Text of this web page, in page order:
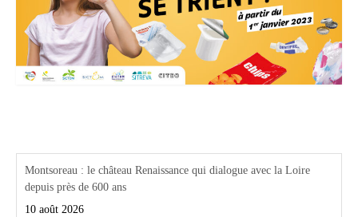
Montsoreau : le château Renaissance qui dialogue avec la Loire
depuis près de 600 ans
10 août 2026